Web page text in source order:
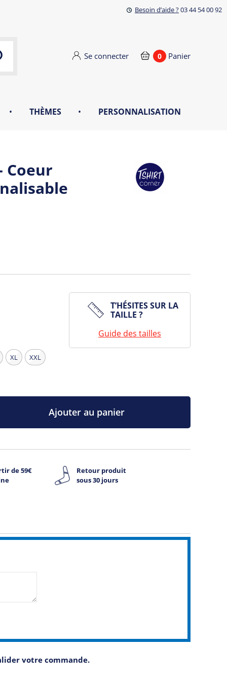
Besoin d’aide ?03 44 54 00 92
Se connecter 0 Panier
• THÈMES • PERSONNALISATION
Coeur
XL XXL
T’HÉSITES SUR LA
TAILLE ?
Guide des tailles
Ajouter au panier
de 59€
Retour produit
sous 30 jours
votre commande.